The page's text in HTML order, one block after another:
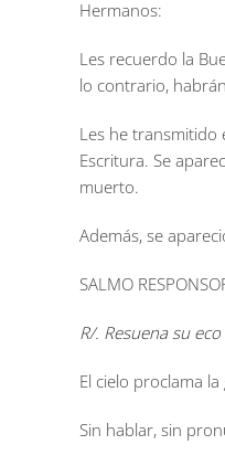
Hermanos:
Les recuerdo la
lo contrario,
Les he transmitido
Escritura. Se
muerto.
Además, se
SALMO
R/. Resuena su
El cielo proclama
Sin hablar, sin